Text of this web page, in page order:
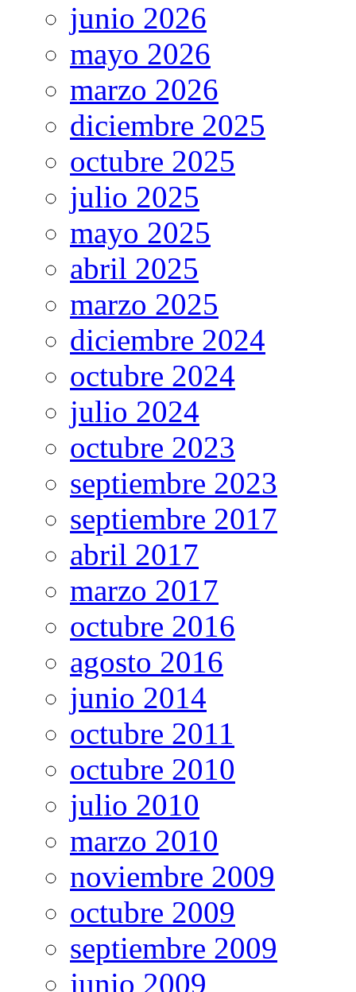
junio 2026
mayo 2026
marzo 2026
diciembre 2025
octubre 2025
julio 2025
mayo 2025
abril 2025
marzo 2025
diciembre 2024
octubre 2024
julio 2024
octubre 2023
septiembre 2023
septiembre 2017
abril 2017
marzo 2017
octubre 2016
agosto 2016
junio 2014
octubre 2011
octubre 2010
julio 2010
marzo 2010
noviembre 2009
octubre 2009
septiembre 2009
junio 2009